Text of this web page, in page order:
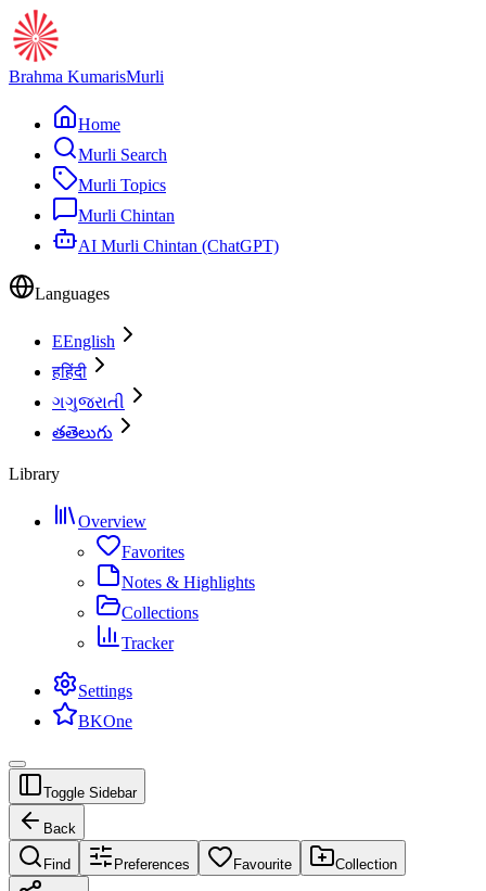
Brahma KumarisMurli
Home
Murli Search
Murli Topics
Murli Chintan
AI Murli Chintan (ChatGPT)
Languages
EEnglish
हहिंदी
ગગુજરાતી
తతెలుగు
Library
Overview
Favorites
Notes & Highlights
Collections
Tracker
Settings
BKOne
Toggle Sidebar
Back
Find Preferences Favourite Collection